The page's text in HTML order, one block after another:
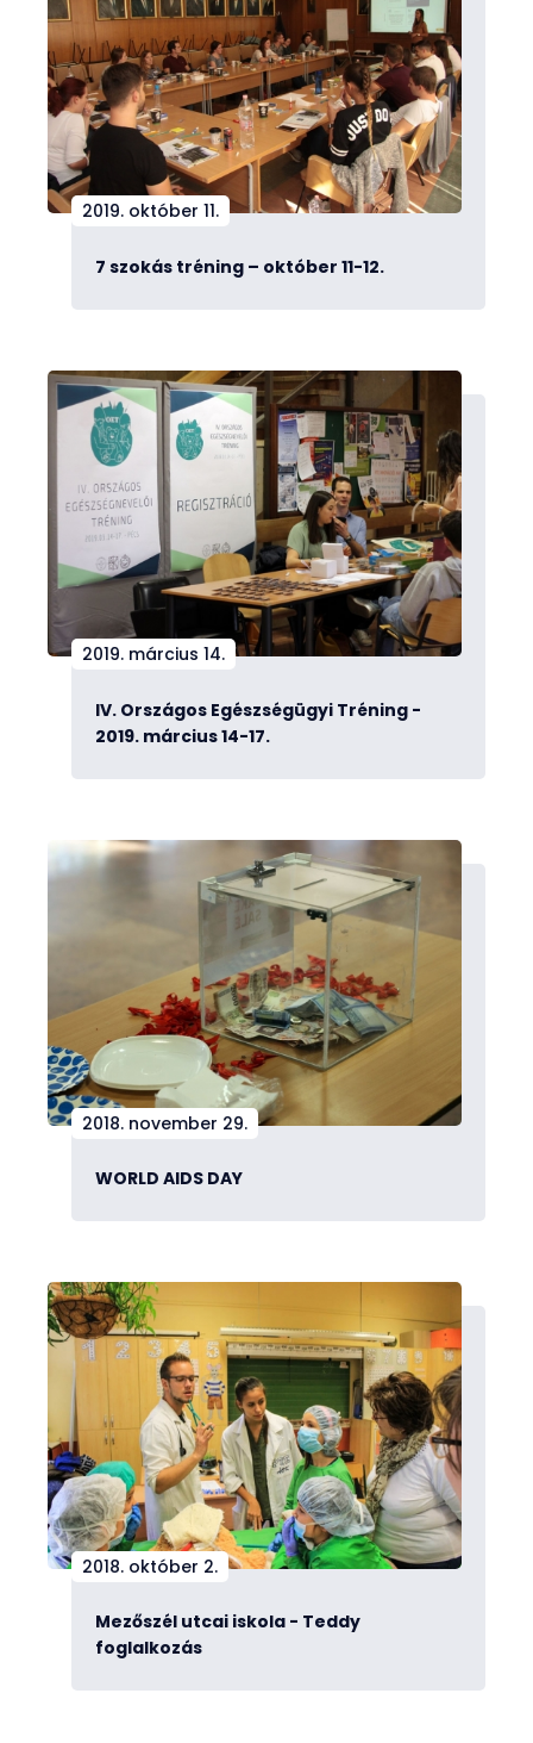
2019. október 11.
7 szokás tréning – október 11-12.
2019. március 14.
IV. Országos Egészségügyi Tréning -
2019. március 14-17.
2018. november 29.
WORLD AIDS DAY
2018. október 2.
Mezőszél utcai iskola - Teddy
foglalkozás